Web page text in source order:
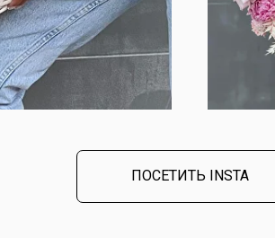
ПОСЕТИТЬ INSTA